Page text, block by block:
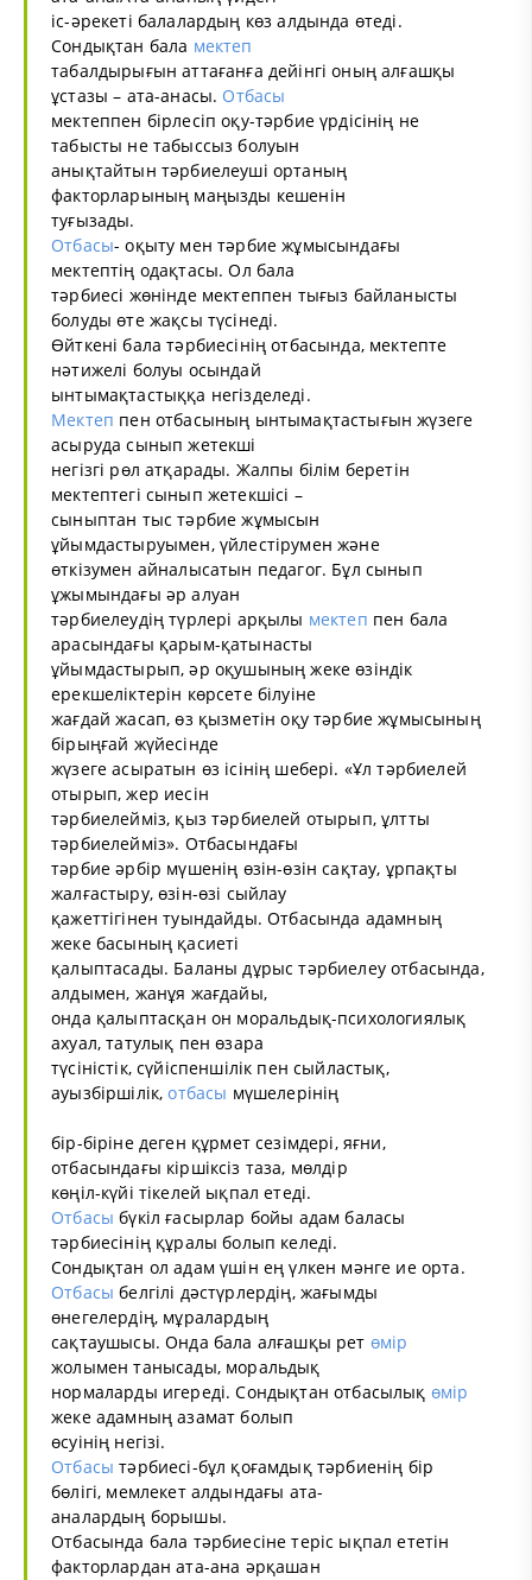
іс-әрекеті балалардың көз алдында өтеді.
Сондықтан бала мектеп
табалдырығын аттағанға дейінгі оның алғашқы
ұстазы – ата-анасы. Отбасы
мектеппен бірлесіп оқу-тәрбие үрдісінің не
табысты не табыссыз болуын
анықтайтын тәрбиелеуші ортаның
факторларының маңызды кешенін
туғызады.
Отбасы- оқыту мен тәрбие жұмысындағы
мектептің одақтасы. Ол бала
тәрбиесі жөнінде мектеппен тығыз байланысты
болуды өте жақсы түсінеді.
Өйткені бала тәрбиесінің отбасында, мектепте
нәтижелі болуы осындай
ынтымақтастыққа негізделеді.
Мектеп пен отбасының ынтымақтастығын жүзеге
асыруда сынып жетекші
негізгі рөл атқарады. Жалпы білім беретін
мектептегі сынып жетекшісі –
сыныптан тыс тәрбие жұмысын
ұйымдастыруымен, үйлестірумен және
өткізумен айналысатын педагог. Бұл сынып
ұжымындағы әр алуан
тәрбиелеудің түрлері арқылы мектеп пен бала
арасындағы қарым-қатынасты
ұйымдастырып, әр оқушының жеке өзіндік
ерекшеліктерін көрсете білуіне
жағдай жасап, өз қызметін оқу тәрбие жұмысының
бірыңғай жүйесінде
жүзеге асыратын өз ісінің шебері. «Ұл тәрбиелей
отырып, жер иесін
тәрбиелейміз, қыз тәрбиелей отырып, ұлтты
тәрбиелейміз». Отбасындағы
тәрбие әрбір мүшенің өзін-өзін сақтау, ұрпақты
жалғастыру, өзін-өзі сыйлау
қажеттігінен туындайды. Отбасында адамның
жеке басының қасиеті
қалыптасады. Баланы дұрыс тәрбиелеу отбасында,
алдымен, жанұя жағдайы,
онда қалыптасқан он моральдық-психологиялық
ахуал, татулық пен өзара
түсіністік, сүйіспеншілік пен сыйластық,
ауызбіршілік,отбасы мүшелерінің
бір-біріне деген құрмет сезімдері, яғни,
отбасындағы кіршіксіз таза, мөлдір
көңіл-күйі тікелей ықпал етеді.
Отбасы бүкіл ғасырлар бойы адам баласы
тәрбиесінің құралы болып келеді.
Сондықтан ол адам үшін ең үлкен мәнге ие орта.
Отбасы белгілі дәстүрлердің, жағымды
өнегелердің, мұралардың
сақтаушысы. Онда бала алғашқы рет өмір
жолымен танысады, моральдық
нормаларды игереді. Сондықтан отбасылық өмір
жеке адамның азамат болып
өсуінің негізі.
Отбасы тәрбиесі-бұл қоғамдық тәрбиенің бір
бөлігі, мемлекет алдындағы ата-
аналардың борышы.
Отбасында бала тәрбиесіне теріс ықпал ететін
факторлардан ата-ана әрқашан